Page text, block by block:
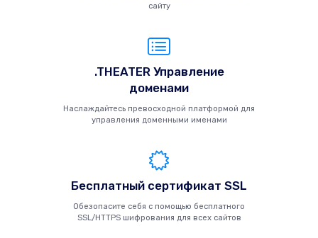
сайту
.THEATER Управление
доменами
Наслаждайтесь превосходной платформой для
управления доменными именами
Бесплатный сертификат SSL
Обезопасите себя с помощью бесплатного
SSL/HTTPS шифрования для всех сайтов